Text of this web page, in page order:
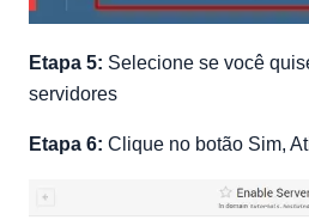
Etapa 5: Selecione se você
servidores
Etapa 6: Clique no botão Sim,